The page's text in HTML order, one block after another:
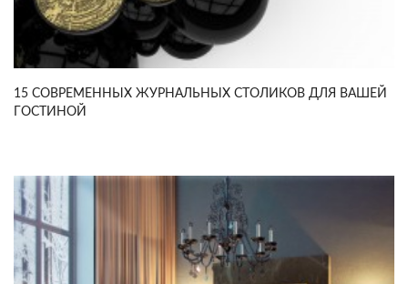
15 СОВРЕМЕННЫХ ЖУРНАЛЬНЫХ СТОЛИКОВ ДЛЯ ВАШЕЙ
ГОСТИНОЙ